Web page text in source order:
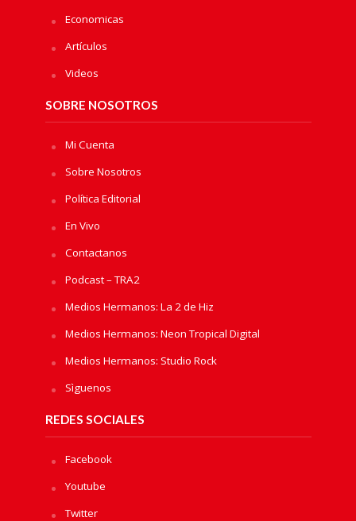
Economicas
Artículos
Videos
SOBRE NOSOTROS
Mi Cuenta
Sobre Nosotros
Política Editorial
En Vivo
Contactanos
Podcast – TRA2
Medios Hermanos: La 2 de Hiz
Medios Hermanos: Neon Tropical Digital
Medios Hermanos: Studio Rock
Sìguenos
REDES SOCIALES
Facebook
Youtube
Twitter